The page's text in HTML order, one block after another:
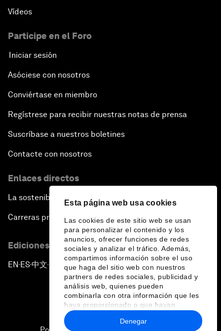
Esta página web usa cookies
Las cookies de este sitio web se usan
para personalizar el contenido y los
anuncios, ofrecer funciones de redes
sociales y analizar el tráfico. Además,
compartimos información sobre el uso
que haga del sitio web con nuestros
partners de redes sociales, publicidad y
análisis web, quienes pueden
combinarla con otra información que les
haya proporcionado o que hayan
recopilado a partir del uso que haya
hecho de sus servicios.
Denegar
Vídeos
Participe en el Foro
Iniciar sesión
Asóciese con nosotros
Conviértase en miembro
Regístrese para recibir nuestras notas de prensa
Suscríbase a nuestros boletines
Contacte con nosotros
Enlaces directos
La sostenibilidad en el Foro
Carreras profesionales
Ediciones en otros idiomas
EN ▪ES▪中文▪ 日本語